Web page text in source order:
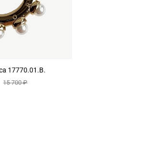
17770.01.B.
15 700 ₽